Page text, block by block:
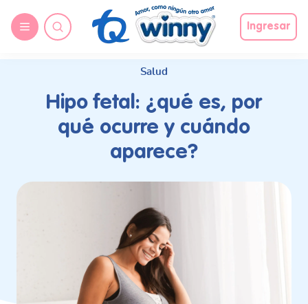
Ingresar
Salud
Hipo fetal: ¿qué es, por
qué ocurre y cuándo
aparece?